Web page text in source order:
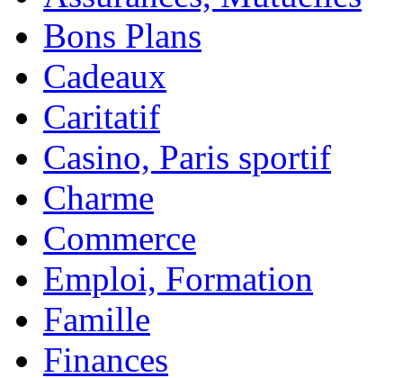
Bons Plans
Cadeaux
Caritatif
Casino, Paris sportif
Charme
Commerce
Emploi, Formation
Famille
Finances